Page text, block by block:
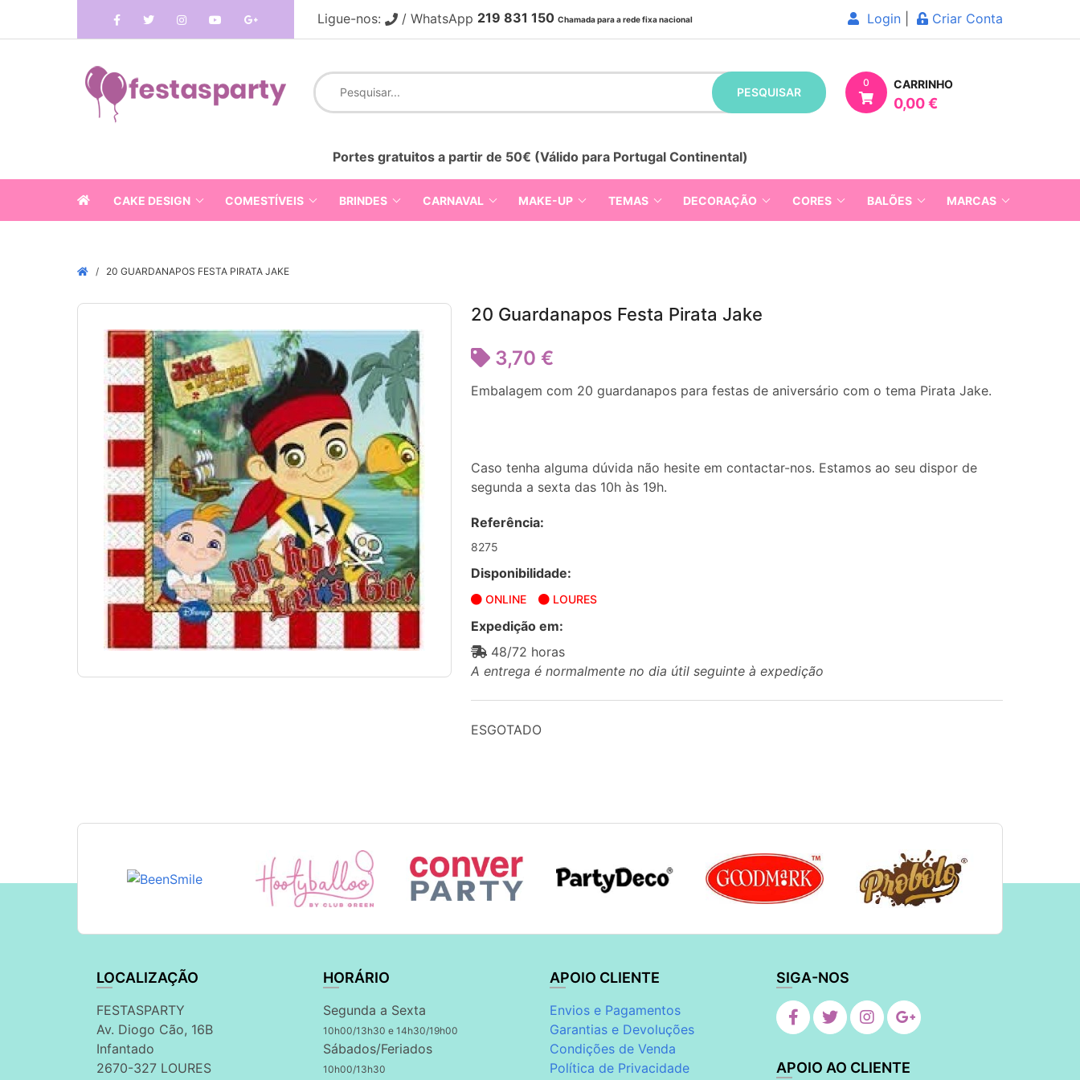
Ligue-nos: / WhatsApp 219 831 150 Chamada para a rede fixa nacional Login Criar Conta
PESQUISAR
0 CARRINHO
0,00 €
Portes gratuitos a partir de 50€ (Válido para Portugal Continental)
CAKE DESIGN COMESTÍVEIS BRINDES CARNAVAL MAKE-UP TEMAS DECORAÇÃO CORES BALÕES MARCAS
20 GUARDANAPOS FESTA PIRATA JAKE
20 Guardanapos Festa Pirata Jake
3,70 €
Embalagem com 20 guardanapos para festas de aniversário com o tema Pirata Jake.
Caso tenha alguma dúvida não hesite em contactar-nos. Estamos ao seu dispor de
segunda a sexta das 10h às 19h.
Referência:
8275
Disponibilidade:
ONLINE LOURES
Expedição em:
48/72 horas
A entrega é normalmente no dia útil seguinte à expedição
ESGOTADO
LOCALIZAÇÃO
FESTASPARTY
Av. Diogo Cão, 16B
Infantado
2670-327 LOURES
HORÁRIO
Segunda a Sexta
10h00/13h30 e 14h30/19h00
Sábados/Feriados
10h00/13h30
APOIO CLIENTE
Envios e Pagamentos
Garantias e Devoluções
Condições de Venda
Política de Privacidade
SIGA-NOS
APOIO AO CLIENTE